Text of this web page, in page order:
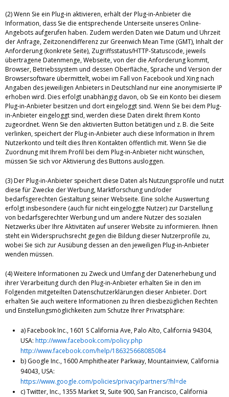
(2) Wenn Sie ein Plug-in aktivieren, erhält der Plug-in-Anbieter die
Information, dass Sie die entsprechende Unterseite unseres Online-
Angebots aufgerufen haben. Zudem werden Daten wie Datum und Uhrzeit
der Anfrage, Zeitzonendifferenz zur Greenwich Mean Time (GMT), Inhalt der
Anforderung (konkrete Seite), Zugriffsstatus/HTTP-Statuscode, jeweils
übertragene Datenmenge, Webseite, von der die Anforderung kommt,
Browser, Betriebssystem und dessen Oberfläche, Sprache und Version der
Browsersoftware übermittelt, wobei im Fall von Facebook und Xing nach
Angaben des jeweiligen Anbieters in Deutschland nur eine anonymisierte IP
erhoben wird. Dies erfolgt unabhängig davon, ob Sie ein Konto bei diesem
Plug-in-Anbieter besitzen und dort eingeloggt sind. Wenn Sie bei dem Plug-
in-Anbieter eingeloggt sind, werden diese Daten direkt Ihrem Konto
zugeordnet. Wenn Sie den aktivierten Button betätigen und z. B. die Seite
verlinken, speichert der Plug-in-Anbieter auch diese Information in Ihrem
Nutzerkonto und teilt dies Ihren Kontakten öffentlich mit. Wenn Sie die
Zuordnung mit Ihrem Profil bei dem Plug-in-Anbieter nicht wünschen,
müssen Sie sich vor Aktivierung des Buttons ausloggen.
(3) Der Plug-in-Anbieter speichert diese Daten als Nutzungsprofile und nutzt
diese für Zwecke der Werbung, Marktforschung und/oder
bedarfsgerechten Gestaltung seiner Webseite. Eine solche Auswertung
erfolgt insbesondere (auch für nicht eingeloggte Nutzer) zur Darstellung
von bedarfsgerechter Werbung und um andere Nutzer des sozialen
Netzwerks über Ihre Aktivitäten auf unserer Website zu informieren. Ihnen
steht ein Widerspruchsrecht gegen die Bildung dieser Nutzerprofile zu,
wobei Sie sich zur Ausübung dessen an den jeweiligen Plug-in-Anbieter
wenden müssen.
(4) Weitere Informationen zu Zweck und Umfang der Datenerhebung und
ihrer Verarbeitung durch den Plug-in-Anbieter erhalten Sie in den im
Folgenden mitgeteilten Datenschutzerklärungen dieser Anbieter. Dort
erhalten Sie auch weitere Informationen zu Ihren diesbezüglichen Rechten
und Einstellungsmöglichkeiten zum Schutze Ihrer Privatsphäre:
a) Facebook Inc., 1601 S California Ave, Palo Alto, California 94304,
USA: http://www.facebook.com/policy.php
http://www.facebook.com/help/186325668085084
b) Google Inc., 1600 Amphitheater Parkway, Mountainview, California
94043, USA:
https://www.google.com/policies/privacy/partners/?hl=de
c) Twitter, Inc., 1355 Market St, Suite 900, San Francisco, California